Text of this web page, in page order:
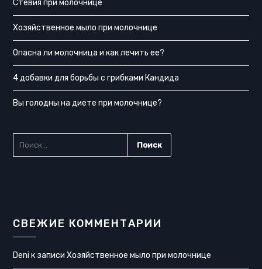
Стевия при молочнице
Хозяйственное мыло при молочнице
Опасна ли молочница и как лечить ее?
4 добавки для борьбы с грибками Кандида
Вы голодны на диете при молочнице?
СВЕЖИЕ КОММЕНТАРИИ
Deni к записиХозяйственное мыло при молочнице